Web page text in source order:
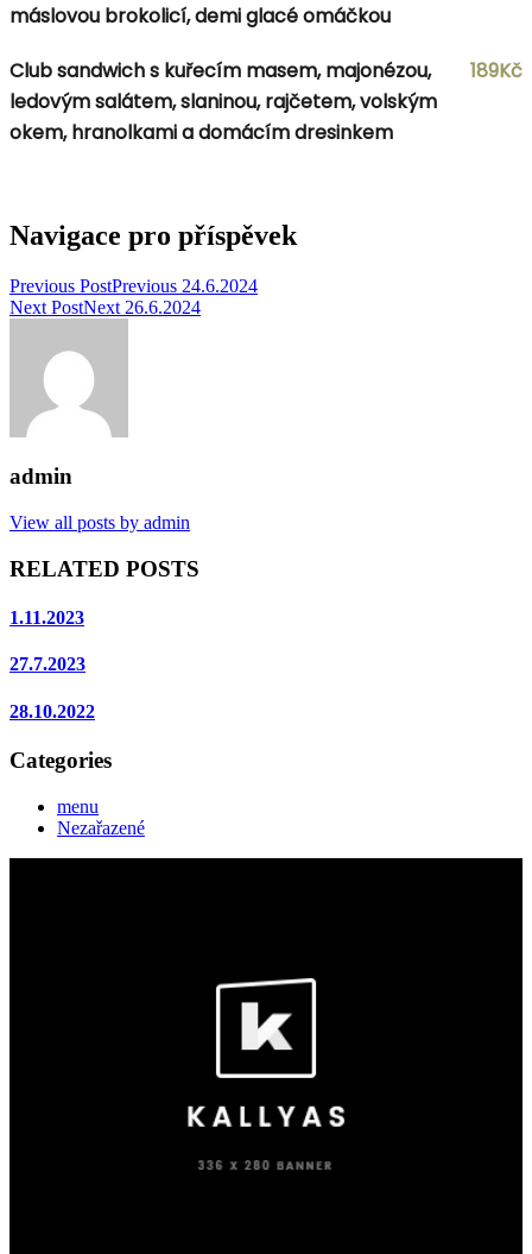
máslovou brokolicí, demi glacé omáčkou
Club sandwich s kuřecím masem, majonézou,
ledovým salátem, slaninou, rajčetem, volským
okem, hranolkami a domácím dresinkem
189Kč
Navigace pro příspěvek
Previous PostPrevious 24.6.2024
Next PostNext 26.6.2024
admin
View all posts by admin
RELATED POSTS
1.11.2023
27.7.2023
28.10.2022
Categories
menu
Nezařazené